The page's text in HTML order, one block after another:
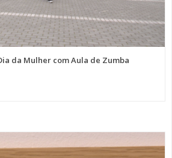
da Mulher com Aula de Zumba